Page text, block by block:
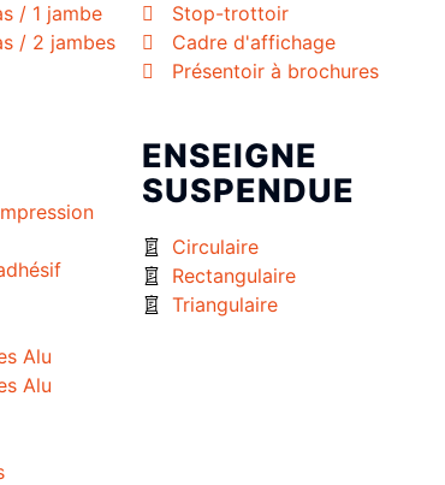
/ 1 jambe
/ 2 jambes
Stop-trottoir
Cadre d'affichage
Présentoir à brochures
Alu
Alu
ENSEIGNE
SUSPENDUE
Circulaire
Rectangulaire
Triangulaire